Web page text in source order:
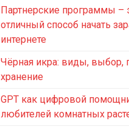
Партнерские программы –
отличный способ начать
интернете
Чёрная икра: виды, выбор,
хранение
GPT как цифровой
любителей комнатных